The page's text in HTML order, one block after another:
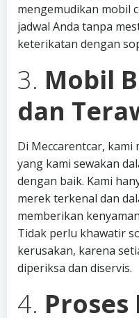
mengemudikan mobil
jadwal Anda tanpa
keterikatan dengan
3. Mobil
dan
Di Meccarentcar, kami
yang kami sewakan
dengan baik. Kami
merek terkenal dan
memberikan
Tidak perlu khawatir
kerusakan, karena
diperiksa dan diservis.
4. Proses